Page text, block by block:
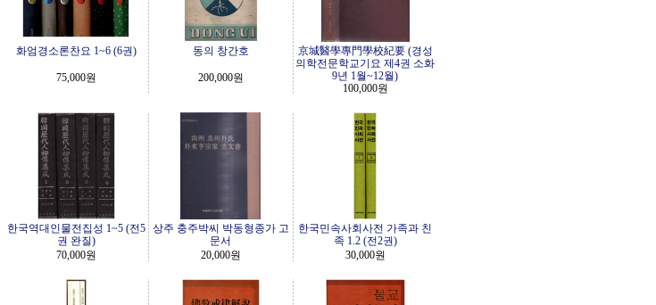
화엄경소론찬요 1~6 (6권)
75,000원
동의 창간호
200,000원
京城醫學專門學校紀要 (경성
의학전문학교기요 제4권 소화
9년 1월~12월)
100,000원
한국역대인물전집성 1~5 (전5
권 완질)
70,000원
상주 충주박씨 박동형종가 고
문서
20,000원
한국민속사회사전 가족과 친
족 1.2 (전2권)
30,000원